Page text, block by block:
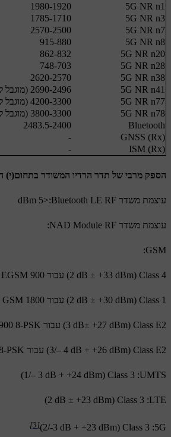
5G NR n1
1920‏-1980
5G NR n3
1710‏-1785
5G NR n7
2500‏-2570
5G NR n8
880‏-915
5G NR n20
832‏-862
5G NR n28
703‏-748
5G NR n38
2570‏-‏2620
5G NR n41
2496‏-2690 (מוגבל ל- ‎2570‏-2620 MHz)
5G NR n77
3300‏-4200 (מוגבל ל-3400‏-3800 MHz)
5G NR n78
3300‏-3800 (מוגבל ל-3400‏-3800 MHz)
Bluetooth
2400‏-2483.5
GNSS (Rx)
-
ISM (Rx)
-
הספק מרבי של תדר הרדיו המשודר בתחום(י)
עוצמת משדר Bluetooth LE RF‏:<5 dBm
עוצמת משדר NAD Module RF:
GSM:
Class 4 ‏(‎+33 dBm‏ ± ‎2 dB) עבור EGSM 900
Class 1 ‏(‎+30 dBm ‏± ‎2 dB) עבור GSM 1800
Class E2 ‏(‎+27 dBm ‏±‎3 dB) עבור GSM 900 8-PSK
Class E2 ‏(‎+26 dBm ‏+ ‎3/– 4 dB) עבור GSM 1800 8-PSK
UMTS‏: Class 3 ‏(‎+24 dBm ‏+ ‎1/– 3 dB)
LTE‏: Class 3 ‏(‎+23 dBm ‏± ‎2 dB)
5G‏: Class 3 ‏(‎+23 dBm + ‏‎2/-3 dB)
[3]